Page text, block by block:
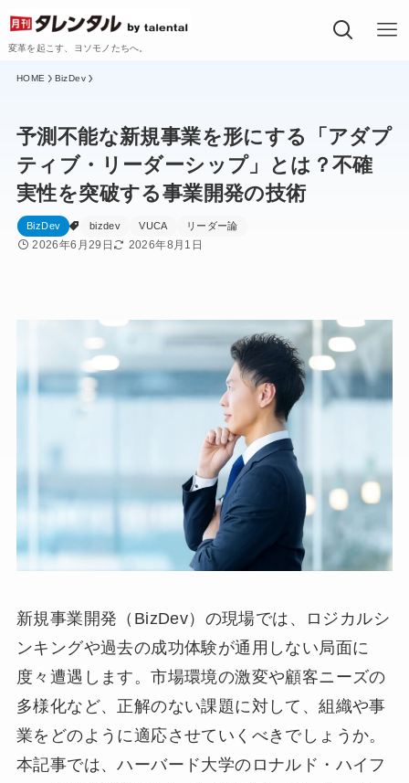
変革を起こす、ヨソモノたちへ。
BizDev
予測不能な新規事業を形にする「アダプ
ティブ・リーダーシップ」とは？不確
実性を突破する事業開発の技術
BizDev bizdev VUCA リーダー論
2026年6月29日 2026年8月1日
新規事業開発（BizDev）の現場では、ロジカルシ
ンキングや過去の成功体験が通用しない局面に
度々遭遇します。市場環境の激変や顧客ニーズの
多様化など、正解のない課題に対して、組織や事
業をどのように適応させていくべきでしょうか。
本記事では、ハーバード大学のロナルド・ハイフ